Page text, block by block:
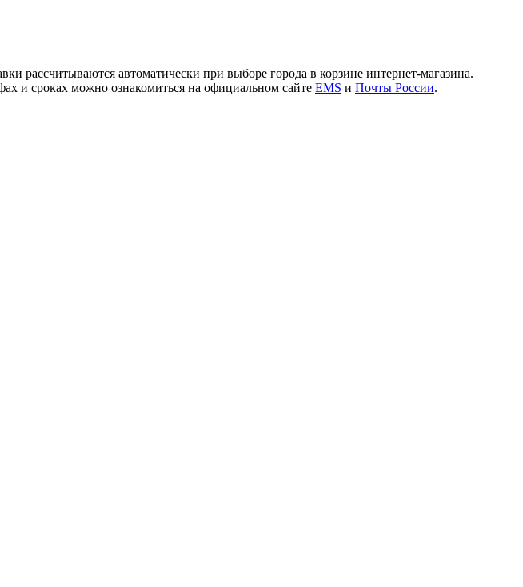
рассчитываются автоматически при выборе города в корзине интернет-магазина.
и сроках можно ознакомиться на официальном сайте EMS и Почты России.